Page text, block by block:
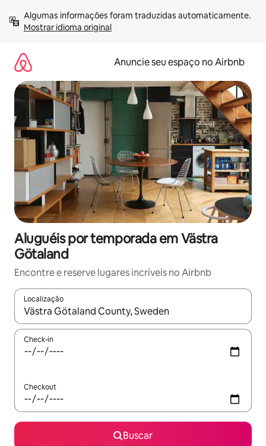
para
Mostrar idioma original
Anuncie seu espaço no Airbnb
Aluguéis por temporada em Västra
Götaland
Encontre e reserve lugares incríveis no Airbnb
Localização
Quando os resultados estiverem disponíveis, explore-os
Check-in
Checkout
Buscar